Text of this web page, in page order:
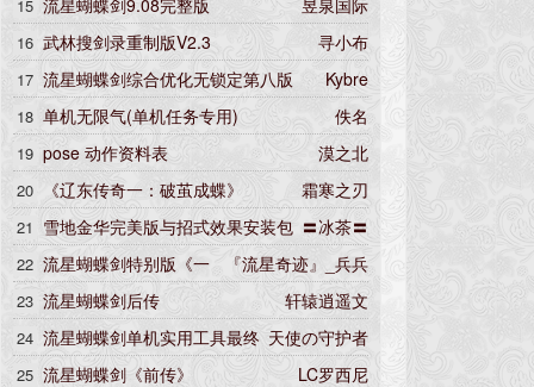
15 昱泉国际
流星蝴蝶剑9.08完整版
16 寻小布
武林搜剑录重制版V2.3
17 Kybre
流星蝴蝶剑综合优化无锁定第八版
18 佚名
单机无限气(单机任务专用)
19 漠之北
pose 动作资料表
20 霜寒之刃
《辽东传奇一：破茧成蝶》
21 〓冰茶〓
雪地金华完美版与招式效果安装包
22 『流星奇迹』_兵兵
流星蝴蝶剑特别版《一
念江湖》全套珍藏集
23 轩辕逍遥文
流星蝴蝶剑后传
24 天使の守护者
流星蝴蝶剑单机实用工具最终
版
25 LC罗西尼
流星蝴蝶剑《前传》